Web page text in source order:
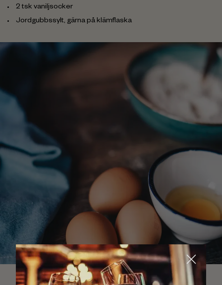
2 tsk vaniljsocker
Jordgubbssylt, gärna på klämflaska